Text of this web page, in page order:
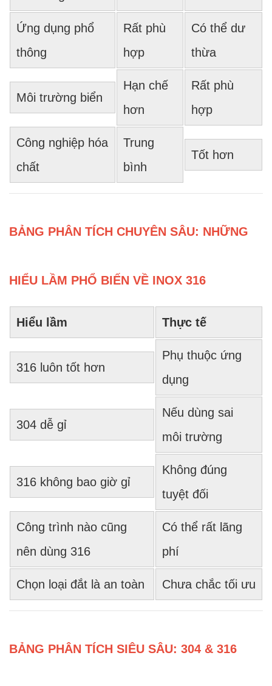
Ứng dụng phổ
thông
Rất phù
hợp
Có thể dư
thừa
Môi trường biển
Hạn chế
hơn
Rất phù
hợp
Công nghiệp hóa
chất
Trung
bình
Tốt hơn
BẢNG PHÂN TÍCH CHUYÊN SÂU: NHỮNG
HIỂU LẦM PHỔ BIẾN VỀ INOX 316
Hiểu lầm Thực tế
316 luôn tốt hơn
Phụ thuộc ứng
dụng
304 dễ gỉ
Nếu dùng sai
môi trường
316 không bao giờ gỉ
Không đúng
tuyệt đối
Công trình nào cũng
nên dùng 316
Có thể rất lãng
phí
Chọn loại đắt là an toàn Chưa chắc tối ưu
BẢNG PHÂN TÍCH SIÊU SÂU: 304 & 316